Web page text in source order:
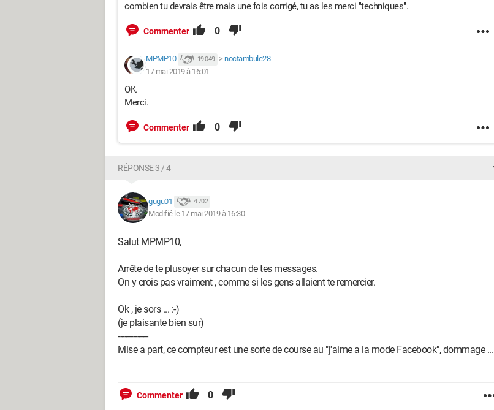
combien tu devrais être mais une fois corrigé, tu as les merci "techniques".
Commenter 0
MPMP10 19 049 > noctambule28
17 mai 2019 à 16:01
OK.
Merci.
Commenter 0
RÉPONSE 3 / 4
gugu01 4 702
Modifié le 17 mai 2019 à 16:30
Salut MPMP10,
Arrête de te plusoyer sur chacun de tes messages.
On y crois pas vraiment , comme si les gens allaient te remercier.
Ok , je sors ... :-)
(je plaisante bien sur)
--------------
Mise a part, ce compteur est une sorte de course au "j'aime a la mode Facebook", dommage ...
Commenter 0